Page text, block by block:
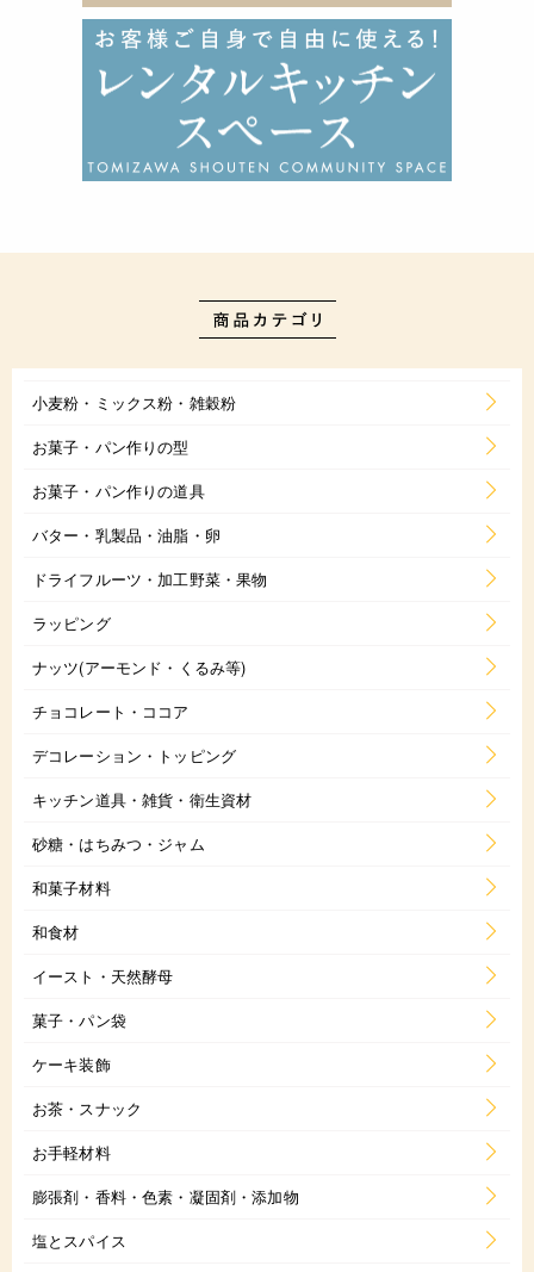
小麦粉・ミックス粉・雑穀粉
お菓子・パン作りの型
お菓子・パン作りの道具
バター・乳製品・油脂・卵
ドライフルーツ・加工野菜・果物
ラッピング
ナッツ(アーモンド・くるみ等)
チョコレート・ココア
デコレーション・トッピング
キッチン道具・雑貨・衛生資材
砂糖・はちみつ・ジャム
和菓子材料
和食材
イースト・天然酵母
菓子・パン袋
ケーキ装飾
お茶・スナック
お手軽材料
膨張剤・香料・色素・凝固剤・添加物
塩とスパイス